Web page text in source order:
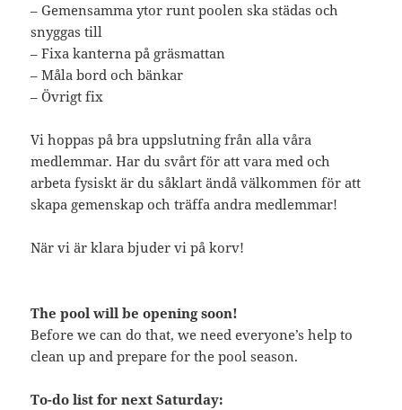
– Gemensamma ytor runt poolen ska städas och
snyggas till
– Fixa kanterna på gräsmattan
– Måla bord och bänkar
– Övrigt fix
Vi hoppas på bra uppslutning från alla våra
medlemmar. Har du svårt för att vara med och
arbeta fysiskt är du såklart ändå välkommen för att
skapa gemenskap och träffa andra medlemmar!
När vi är klara bjuder vi på korv!
The pool will be opening soon!
Before we can do that, we need everyone’s help to
clean up and prepare for the pool season.
To-do list for next Saturday: